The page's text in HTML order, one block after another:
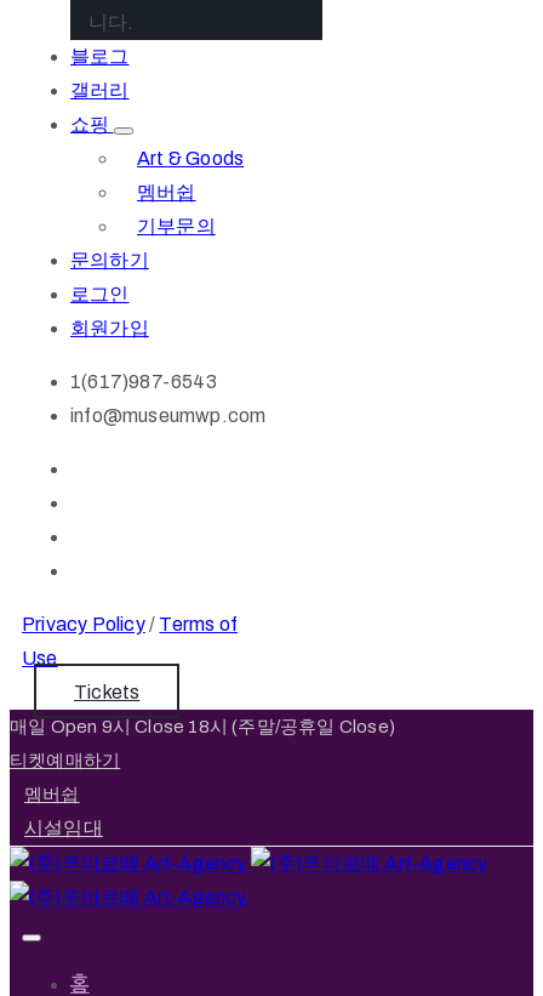
니다.
블로그
갤러리
쇼핑
Art & Goods
멤버쉽
기부문의
문의하기
로그인
회원가입
1(617)987-6543
info@museumwp.com
Privacy Policy/ Terms of
Use
Tickets
매일 Open 9시 Close 18시 (주말/공휴일 Close)
티켓예매하기
멤버쉽
시설임대
홈